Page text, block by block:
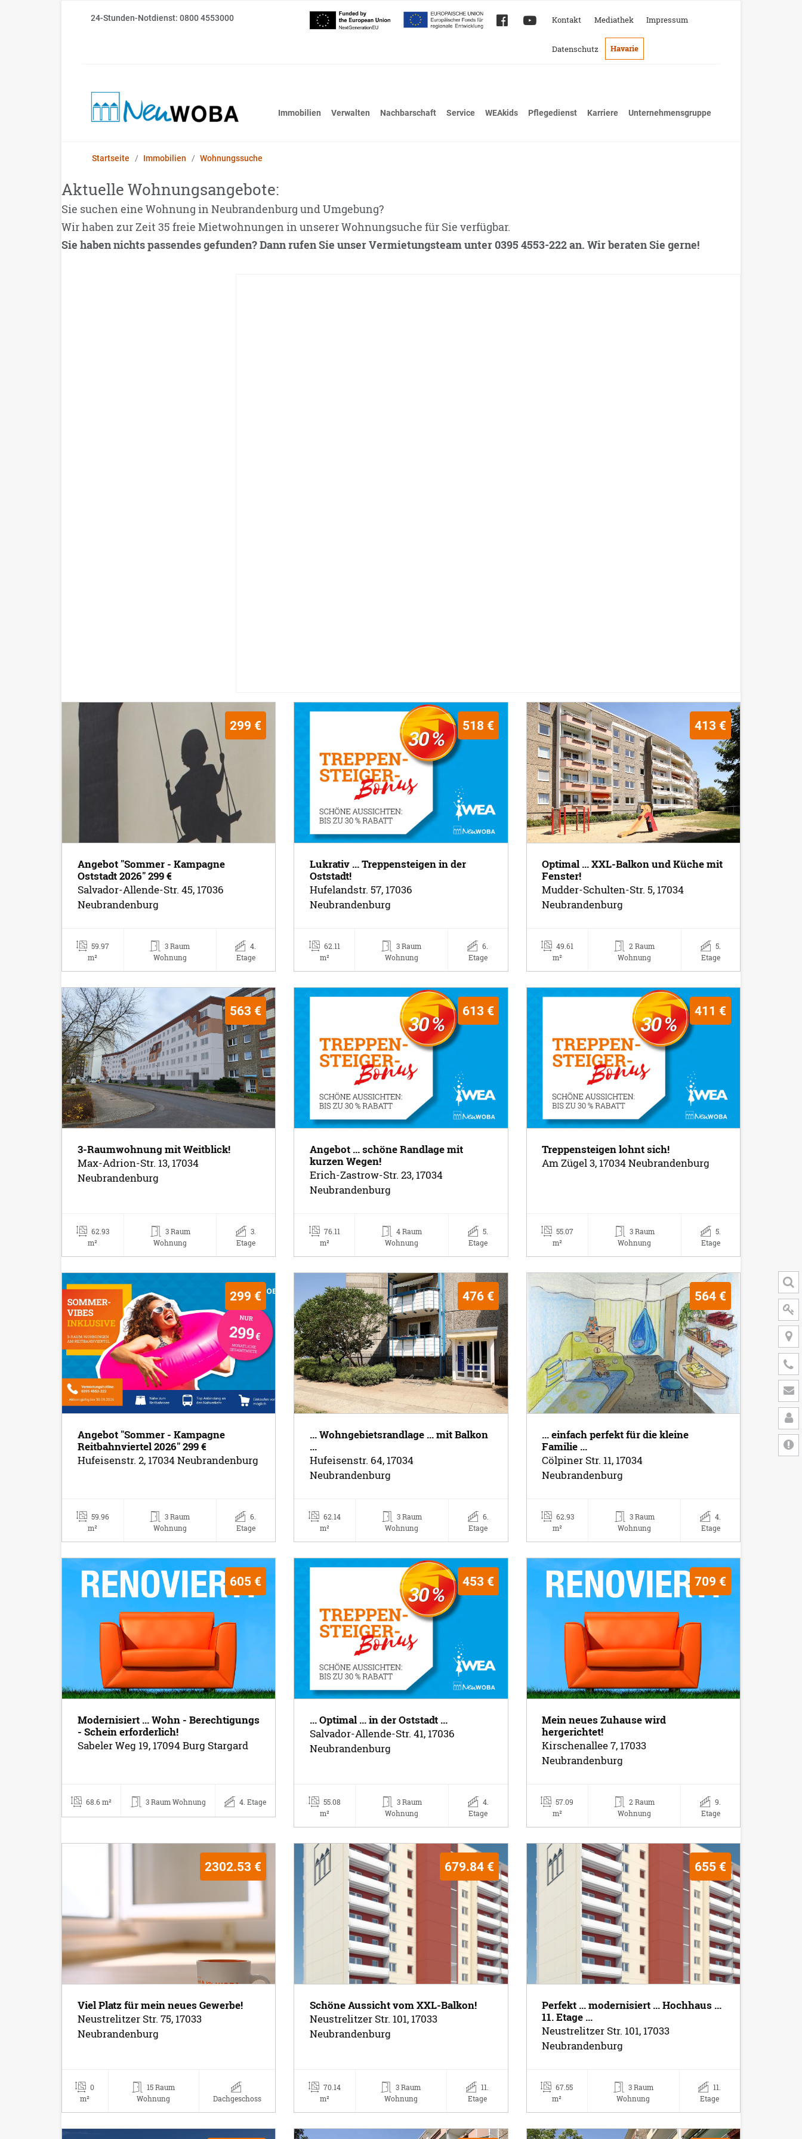
24-Stunden-Notdienst: 0800 4553000 Kontakt Mediathek Impressum
Datenschutz Havarie
Immobilien Verwalten Nachbarschaft Service WEAkids Pflegedienst Karriere Unternehmensgruppe
Startseite Immobilien Wohnungssuche
Aktuelle Wohnungsangebote:
Sie suchen eine Wohnung in Neubrandenburg und Umgebung?
Wir haben zur Zeit 35 freie Mietwohnungen in unserer Wohnungsuche für Sie verfügbar.
Sie haben nichts passendes gefunden? Dann rufen Sie unser Vermietungsteam unter 0395 4553-222 an. Wir beraten Sie gerne!
299 €
Angebot "Sommer - Kampagne
Oststadt 2026" 299 €
Salvador-Allende-Str. 45, 17036
Neubrandenburg
59.97
m²
3 Raum
Wohnung
4.
Etage
518 €
Lukrativ ... Treppensteigen in der
Oststadt!
Hufelandstr. 57, 17036
Neubrandenburg
62.11
m²
3 Raum
Wohnung
6.
Etage
413 €
Optimal ... XXL-Balkon und Küche mit
Fenster!
Mudder-Schulten-Str. 5, 17034
Neubrandenburg
49.61
m²
2 Raum
Wohnung
5.
Etage
563 €
3-Raumwohnung mit Weitblick!
Max-Adrion-Str. 13, 17034
Neubrandenburg
62.93
m²
3 Raum
Wohnung
3.
Etage
613 €
Angebot ... schöne Randlage mit
kurzen Wegen!
Erich-Zastrow-Str. 23, 17034
Neubrandenburg
76.11
m²
4 Raum
Wohnung
5.
Etage
411 €
Treppensteigen lohnt sich!
Am Zügel 3, 17034 Neubrandenburg
55.07
m²
3 Raum
Wohnung
5.
Etage
299 €
Angebot "Sommer - Kampagne
Reitbahnviertel 2026" 299 €
Hufeisenstr. 2, 17034 Neubrandenburg
59.96
m²
3 Raum
Wohnung
6.
Etage
476 €
... Wohngebietsrandlage ... mit Balkon
...
Hufeisenstr. 64, 17034
Neubrandenburg
62.14
m²
3 Raum
Wohnung
6.
Etage
564 €
... einfach perfekt für die kleine
Familie ...
Cölpiner Str. 11, 17034
Neubrandenburg
62.93
m²
3 Raum
Wohnung
4.
Etage
605 €
Modernisiert ... Wohn - Berechtigungs
- Schein erforderlich!
Sabeler Weg 19, 17094 Burg Stargard
68.6 m² 3 Raum Wohnung 4. Etage
453 €
... Optimal ... in der Oststadt ...
Salvador-Allende-Str. 41, 17036
Neubrandenburg
55.08
m²
3 Raum
Wohnung
4.
Etage
709 €
Mein neues Zuhause wird
hergerichtet!
Kirschenallee 7, 17033
Neubrandenburg
57.09
m²
2 Raum
Wohnung
9.
Etage
2302.53 €
Viel Platz für mein neues Gewerbe!
Neustrelitzer Str. 75, 17033
Neubrandenburg
0
m²
15 Raum
Wohnung
Dachgeschoss
679.84 €
Schöne Aussicht vom XXL-Balkon!
Neustrelitzer Str. 101, 17033
Neubrandenburg
70.14
m²
3 Raum
Wohnung
11.
Etage
655 €
Perfekt ... modernisiert ... Hochhaus ...
11. Etage ...
Neustrelitzer Str. 101, 17033
Neubrandenburg
67.55
m²
3 Raum
Wohnung
11.
Etage